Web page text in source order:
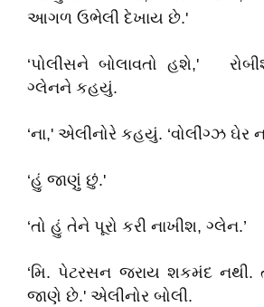
આગળ ઉભેલી દેખાય છે.'
‘પોલીસને બોલાવતો હશે,'
ગ્લેનને કહયું.
‘ના,' એલીનોરે કહયું. ‘વોલીંગ્ઝ ઘેર
‘હું જાણું છું.'
‘તો હું તેને પૂરો કરી નાખીશ, ગ્લેન.’
‘મિ. પેટરસન જરાય શકમંદ
જાણે છે.' એલીનોર બોલી.